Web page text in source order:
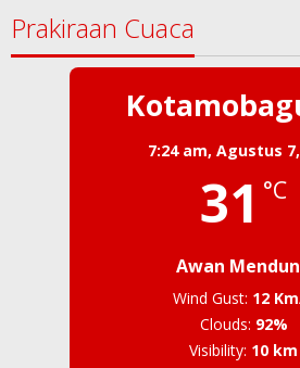
Prakiraan Cuaca
7:24 am, Agustus
31 °C
Awan
Wind Gust: 12
Clouds: 92%
Visibility: 10 km